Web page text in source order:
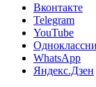
Вконтакте
Telegram
YouTube
WhatsApp
Яндекс.Дзен